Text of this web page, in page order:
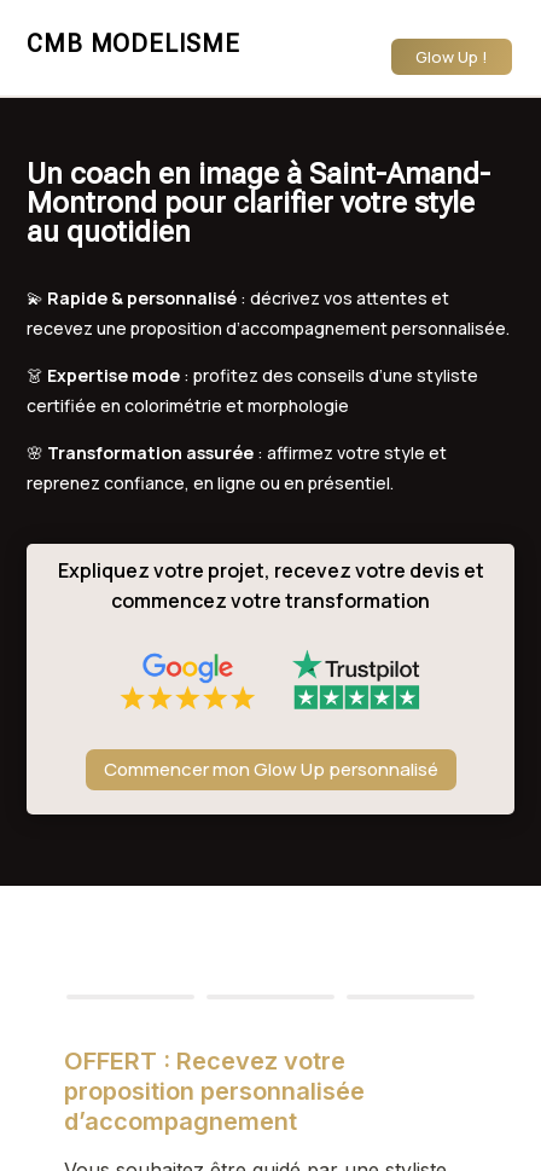
CMB MODELISME Glow Up !
Un coach en image à Saint-Amand-
Montrond pour clarifier votre style
au quotidien
💫 Rapide & personnalisé : décrivez vos attentes et
recevez une proposition d’accompagnement personnalisée.
👗 Expertise mode : profitez des conseils d’une styliste
certifiée en colorimétrie et morphologie
🌸 Transformation assurée : affirmez votre style et
reprenez confiance, en ligne ou en présentiel.
Expliquez votre projet, recevez votre devis et
commencez votre transformation
Commencer mon Glow Up personnalisé